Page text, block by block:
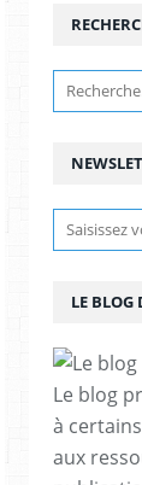
LE BLOG
Le blog
à
aux